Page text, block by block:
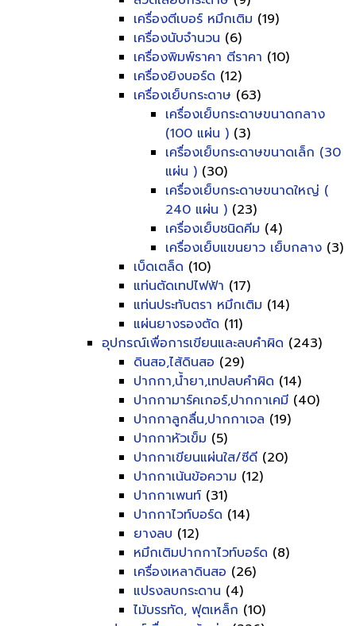
เครื่องตีเบอร์ หมึกเติม (19)
เครื่องนับจำนวน (6)
เครื่องพิมพ์ราคา ตีราคา (10)
เครื่องยิงบอร์ด (12)
เครื่องเย็บกระดาษ (63)
เครื่องเย็บกระดาษขนาดกลาง
(100 แผ่น ) (3)
เครื่องเย็บกระดาษขนาดเล็ก (30
แผ่น ) (30)
เครื่องเย็บกระดาษขนาดใหญ่ (
240 แผ่น ) (23)
เครื่องเย็บชนิดคีม (4)
เครื่องเย็บแขนยาว เย็บกลาง (3)
เบ็ดเตล็ด (10)
แท่นตัดเทปไฟฟ้า (17)
แท่นประทับตรา หมึกเติม (14)
แผ่นยางรองตัด (11)
อุปกรณ์เพื่อการเขียนและลบคำผิด (243)
ดินสอ,ไส้ดินสอ (29)
ปากกา,น้ำยา,เทปลบคำผิด (14)
ปากกามาร์คเกอร์,ปากกาเคมี (40)
ปากกาลูกลื่น,ปากกาเจล (19)
ปากกาหัวเข็ม (5)
ปากกาเขียนแผ่นใส/ซีดี (20)
ปากกาเน้นข้อความ (12)
ปากกาเพนท์ (31)
ปากกาไวท์บอร์ด (14)
ยางลบ (12)
หมึกเติมปากกาไวท์บอร์ด (8)
เครื่องเหลาดินสอ (26)
แปรงลบกระดาน (4)
ไม้บรรทัด, ฟุตเหล็ก (10)